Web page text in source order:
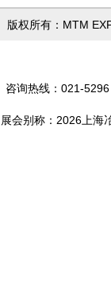
版权所有：MTM
咨询热线：021-
展会别称：2026上海